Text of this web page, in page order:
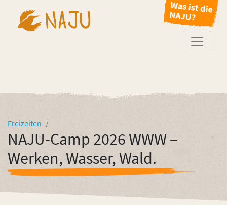
Freizeiten
NAJU-Camp 2026 WWW –
Werken, Wasser, Wald.